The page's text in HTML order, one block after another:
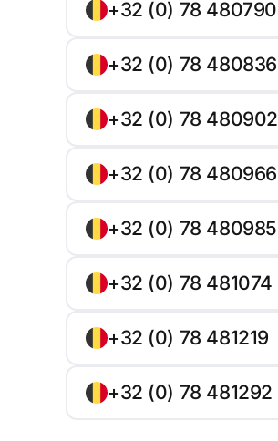
+32 (0) 78 480790
+32 (0) 78 480836
+32 (0) 78 480902
+32 (0) 78 480966
+32 (0) 78 480985
+32 (0) 78 481074
+32 (0) 78 481219
+32 (0) 78 481292